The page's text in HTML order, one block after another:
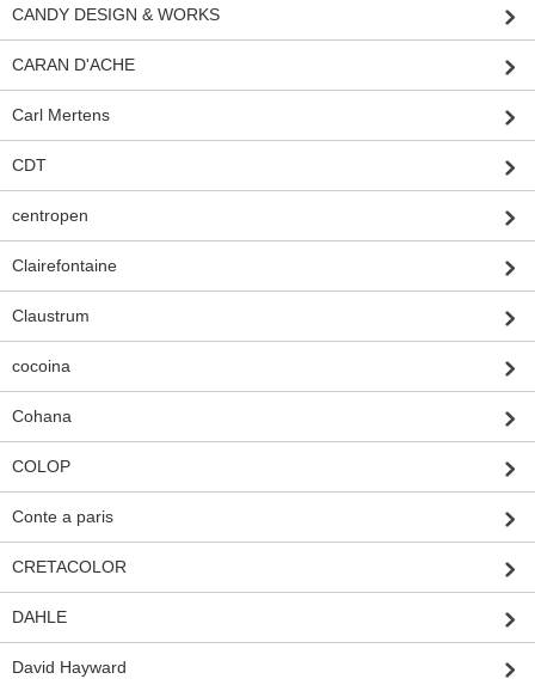
CANDY DESIGN & WORKS
CARAN D'ACHE
Carl Mertens
CDT
centropen
Clairefontaine
Claustrum
cocoina
Cohana
COLOP
Conte a paris
CRETACOLOR
DAHLE
David Hayward